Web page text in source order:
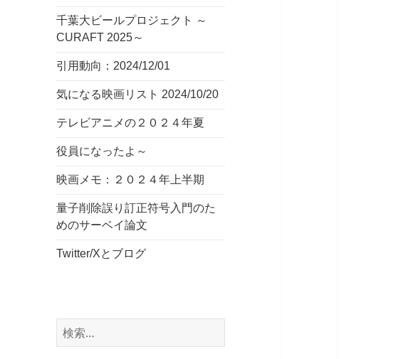
千葉大ビールプロジェクト ～
CURAFT 2025～
引用動向：2024/12/01
気になる映画リスト 2024/10/20
テレビアニメの２０２４年夏
役員になったよ～
映画メモ：２０２４年上半期
量子削除誤り訂正符号入門のた
めのサーベイ論文
Twitter/Xとブログ
検